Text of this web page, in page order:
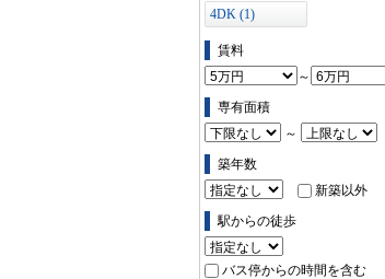
4DK (1)
賃料
～
専有面積
～
築年数
新築以外
駅からの徒歩
バス停からの時間を含む